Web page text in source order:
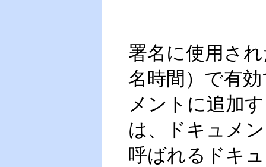
署名に使用さ
名時間）で有
メントに追加
は、ドキュメ
呼ばれるドキ